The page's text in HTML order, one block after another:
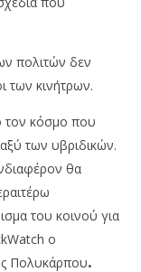
πολιτών δεν
των κινήτρων.
τον κόσμο που
των υβριδικών.
θα
του κοινού για
ο
Πολυκάρπου.